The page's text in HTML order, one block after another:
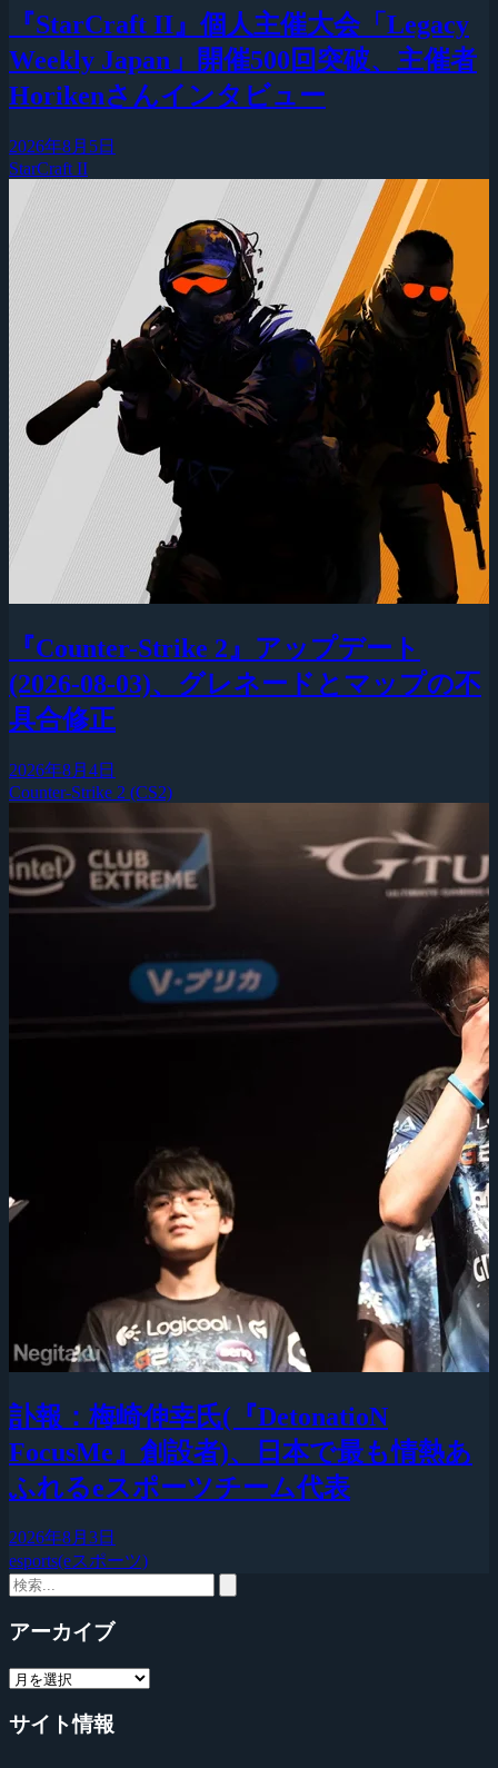
『StarCraft II』個人主催大会「Legacy
Weekly Japan」開催500回突破、主催者
Horikenさんインタビュー
2026年8月5日
StarCraft II
『Counter-Strike 2』アップデート
(2026-08-03)、グレネードとマップの不
具合修正
2026年8月4日
Counter-Strike 2 (CS2)
訃報：梅崎伸幸氏(『DetonatioN
FocusMe』創設者)、日本で最も情熱あ
ふれるeスポーツチーム代表
2026年8月3日
esports(eスポーツ)
アーカイブ
サイト情報